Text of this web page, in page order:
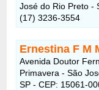
José do Rio Preto -
(17) 3236-3554
Ernestina F M
Avenida Doutor
Primavera - São
SP - CEP: 15061-